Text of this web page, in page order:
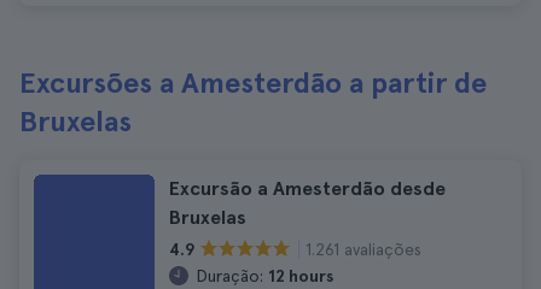
Excursões a Amesterdão a partir de
Bruxelas
Excursão a Amesterdão desde
Bruxelas
4.9
1.261 avaliações
Duração: 12 hours